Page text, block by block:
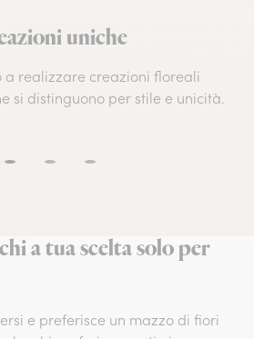
uniche
a realizzare creazioni floreali
si distinguono per stile e unicità.
a tua scelta solo per
e preferisce un mazzo di fiori